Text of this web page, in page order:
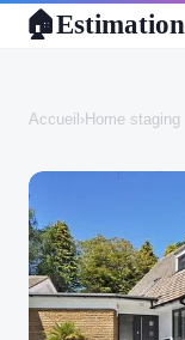
🏠
Accueil ›Home staging